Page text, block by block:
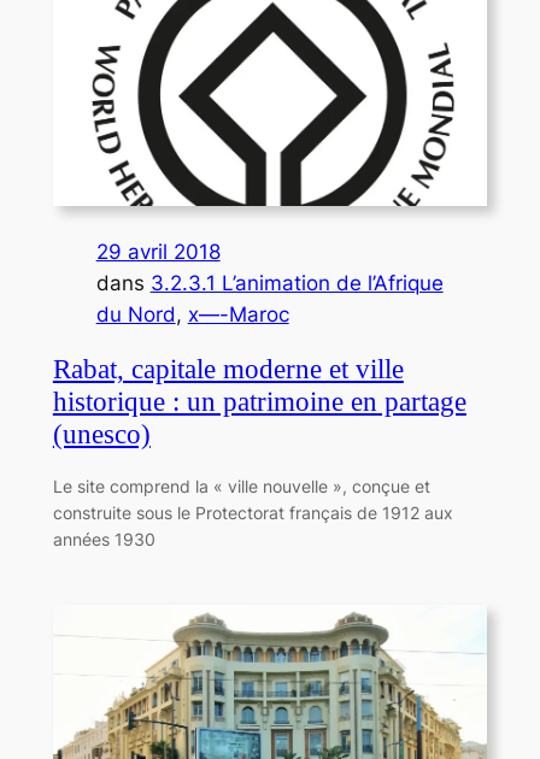
29 avril 2018
dans 3.2.3.1 L’animation de l’Afrique
du Nord, x—-Maroc
Rabat, capitale moderne et ville
historique : un patrimoine en partage
(unesco)
Le site comprend la « ville nouvelle », conçue et
construite sous le Protectorat français de 1912 aux
années 1930